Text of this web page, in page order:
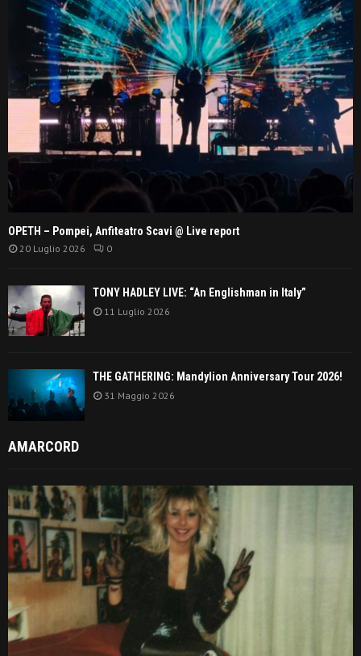
OPETH – Pompei, Anfiteatro Scavi @ Live report
20 Luglio 2026 0
TONY HADLEY LIVE: “An Englishman in Italy”
11 Luglio 2026
THE GATHERING: Mandylion Anniversary Tour 2026!
31 Maggio 2026
AMARCORD